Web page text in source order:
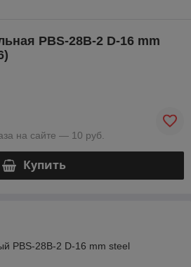
PBS-28B-2 D-16 mm
на сайте — 10 руб.
Купить
PBS-28B-2 D-16 mm steel